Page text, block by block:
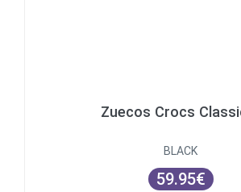
Zuecos Crocs
BLACK
59.95€